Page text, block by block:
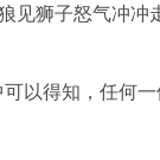
狮子怒气冲
以得知，任何